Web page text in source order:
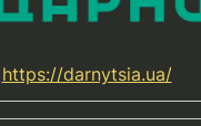
https://darnytsia.ua/